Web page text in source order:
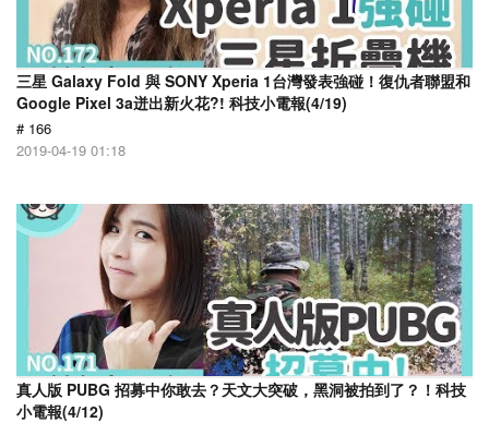
三星 Galaxy Fold 與 SONY Xperia 1台灣發表強碰！復仇者聯盟和
Google Pixel 3a迸出新火花?! 科技小電報(4/19)
# 166
2019-04-19 01:18
真人版 PUBG 招募中你敢去？天文大突破，黑洞被拍到了？！科技
小電報(4/12)